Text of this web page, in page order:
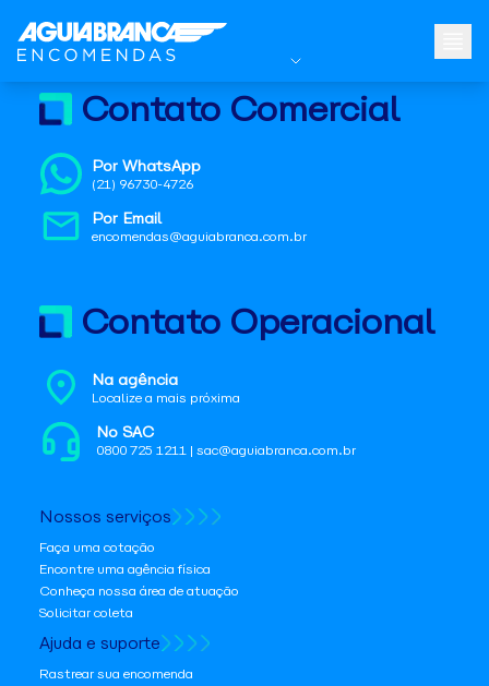
Contato Comercial
Por WhatsApp
(21) 96730-4726
Por Email
encomendas@aguiabranca.com.br
Contato Operacional
Na agência
Localize a mais próxima
No SAC
0800 725 1211 | sac@aguiabranca.com.br
Nossos serviços
Faça uma cotação
Encontre uma agência física
Conheça nossa área de atuação
Solicitar coleta
Ajuda e suporte
Rastrear sua encomenda